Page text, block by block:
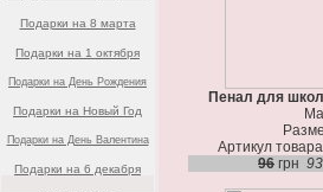
Подарки на 8 марта
Подарки на 1 октября
Подарки на День Рождения
Подарки на Новый Год
Подарки на День Валентина
Подарки на 6 декабря
Пенал для
Артикул
96 грн